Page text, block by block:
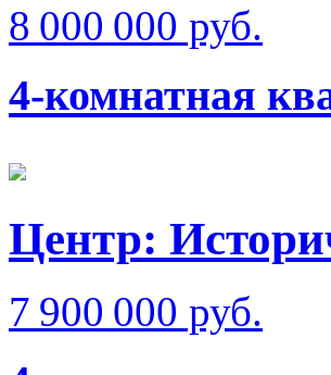
8 000 000 руб.
4-комнатная
Центр:
7 900 000 руб.